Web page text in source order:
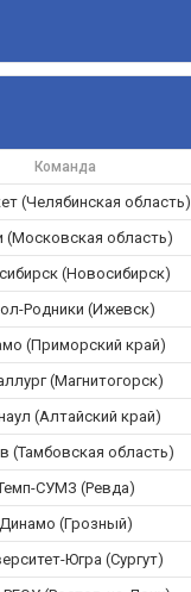
Команда
(Челябинская область)
(Московская область)
(Новосибирск)
Родники (Ижевск)
(Приморский край)
(Магнитогорск)
(Алтайский край)
(Тамбовская область)
СУМЗ (Ревда)
Динамо (Грозный)
Югра (Сургут)